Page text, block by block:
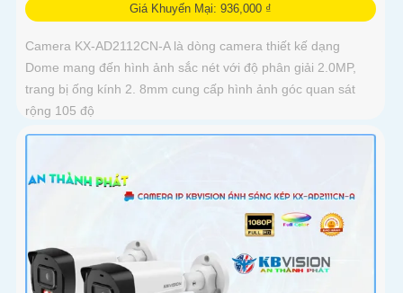
Giá Khuyến Mại: 936,000 ₫
Camera KX-AD2112CN-A là dòng camera thiết kế dạng
Dome mang đến hình ảnh sắc nét với độ phân giải 2.0MP,
trang bị ống kính 2. 8mm cung cấp hình ảnh góc quan sát
rộng 105 độ